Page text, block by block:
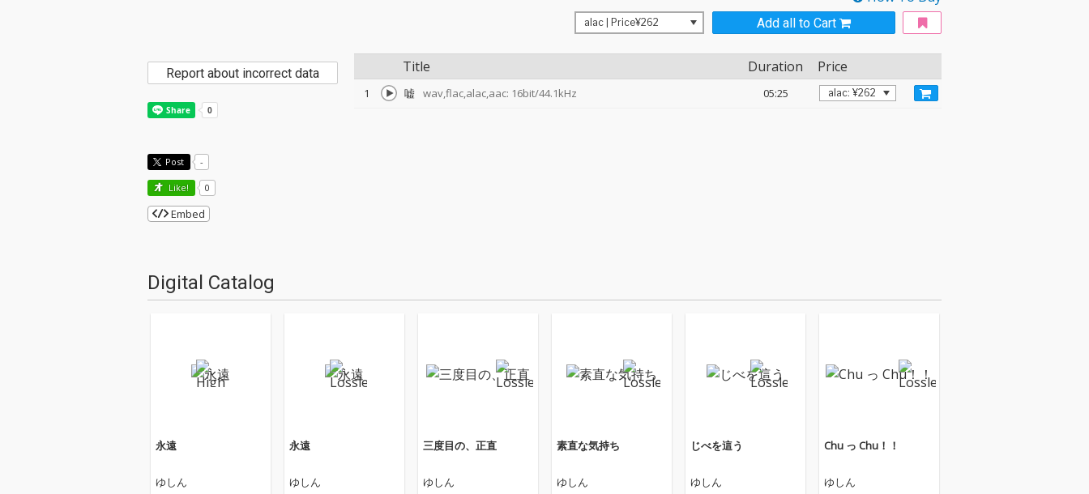
Add all to Cart
Title Duration Price
1 嘘 wav,flac,alac,aac: 16bit/44.1kHz 05:25
Report about incorrect data
Post -
Like! 0
Embed
Digital Catalog
永遠
ゆしん
永遠
ゆしん
三度目の、正直
ゆしん
素直な気持ち
ゆしん
じべを這う
ゆしん
Chu っ Chu！！
ゆしん